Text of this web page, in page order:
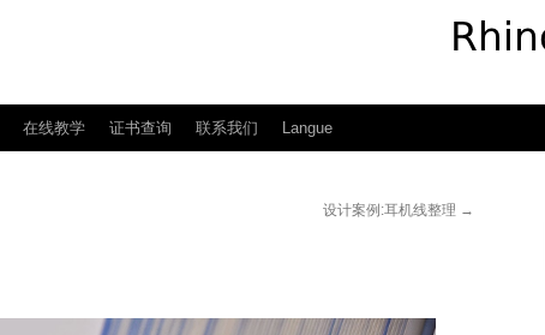
在线教学 证书查询 联系我们 Langue
设计案例:耳机线整理 →